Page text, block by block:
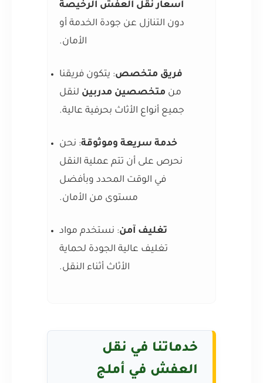
أسعار نقل العفش الرخيصة
دون التنازل عن جودة الخدمة أو
الأمان.
فريق متخصص: يتكون فريقنا
من متخصصين مدربين لنقل
جميع أنواع الأثاث بحرفية عالية.
خدمة سريعة وموثوقة: نحن
نحرص على أن تتم عملية النقل
في الوقت المحدد وبأفضل
مستوى من الأمان.
تغليف آمن: نستخدم مواد
تغليف عالية الجودة لحماية
الأثاث أثناء النقل.
خدماتنا في نقل
العفش في أملج